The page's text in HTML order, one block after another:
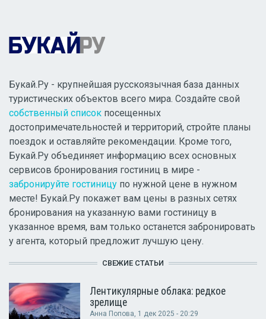
Букай.Ру - крупнейшая русскоязычная база данных
туристических объектов всего мира. Создайте свой
собственный список посещенных
достопримечательностей и территорий, стройте планы
поездок и оставляйте рекомендации. Кроме того,
Букай.Ру объединяет информацию всех основных
сервисов бронирования гостиниц в мире -
забронируйте гостиницу по нужной цене в нужном
месте! Букай.Ру покажет вам цены в разных сетях
бронирования на указанную вами гостиницу в
указанное время, вам только останется забронировать
у агента, который предложит лучшую цену.
СВЕЖИЕ СТАТЬИ
Лентикулярные облака: редкое
зрелище
Анна Попова, 1 дек 2025 - 20:29